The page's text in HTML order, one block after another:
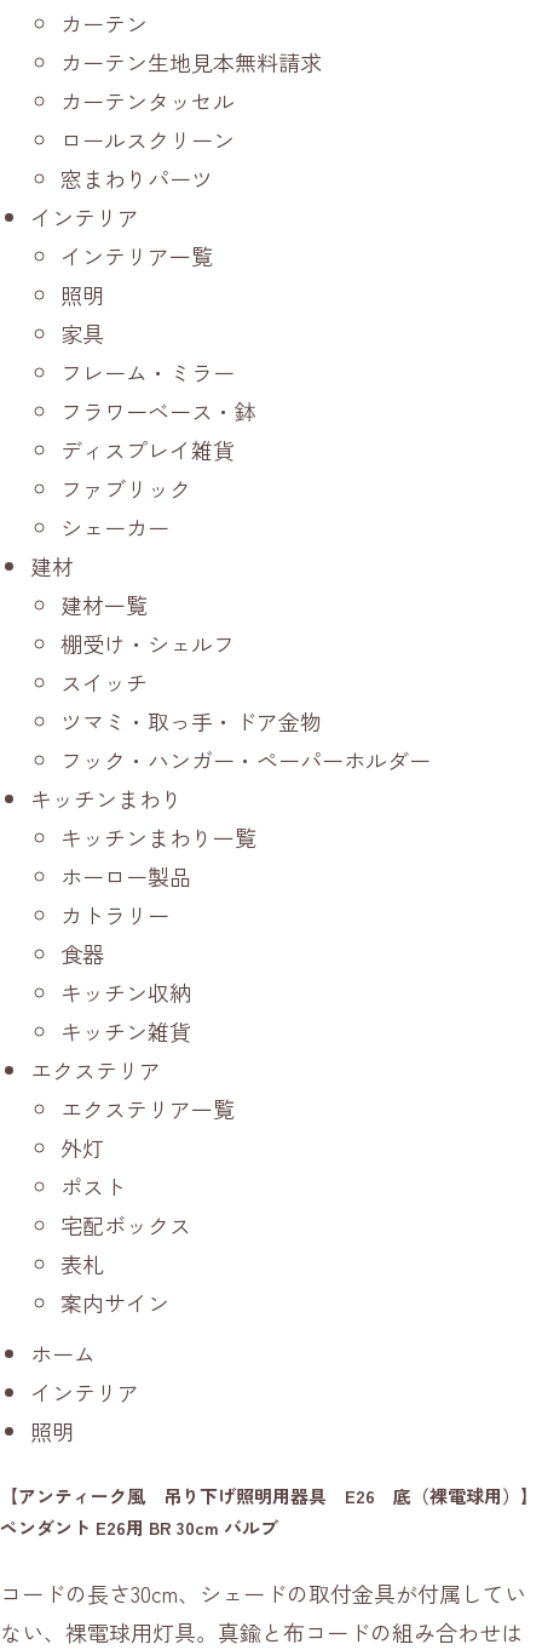
カーテン
カーテン生地見本無料請求
カーテンタッセル
ロールスクリーン
窓まわりパーツ
インテリア
インテリア一覧
照明
家具
フレーム・ミラー
フラワーベース・鉢
ディスプレイ雑貨
ファブリック
シェーカー
建材
建材一覧
棚受け・シェルフ
スイッチ
ツマミ・取っ手・ドア金物
フック・ハンガー・ペーパーホルダー
キッチンまわり
キッチンまわり一覧
ホーロー製品
カトラリー
食器
キッチン収納
キッチン雑貨
エクステリア
エクステリア一覧
外灯
ポスト
宅配ボックス
表札
案内サイン
ホーム
インテリア
照明
【アンティーク風 吊り下げ照明用器具 E26 底（裸電球用）】
ペンダント E26用 BR 30cm バルブ
コードの長さ30cm、シェードの取付金具が付属してい
ない、裸電球用灯具。真鍮と布コードの組み合わせは